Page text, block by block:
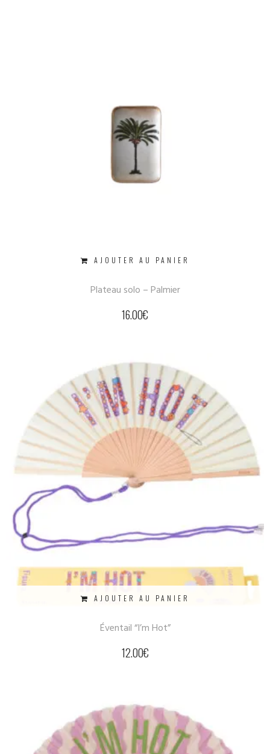
AJOUTER AU PANIER
Plateau solo – Palmier
16.00€
AJOUTER AU PANIER
Éventail “I’m Hot”
12.00€